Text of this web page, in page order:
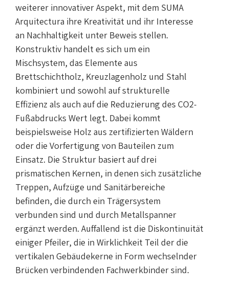
weiterer innovativer Aspekt, mit dem SUMA
Arquitectura ihre Kreativität und ihr Interesse
an Nachhaltigkeit unter Beweis stellen.
Konstruktiv handelt es sich um ein
Mischsystem, das Elemente aus
Brettschichtholz, Kreuzlagenholz und Stahl
kombiniert und sowohl auf strukturelle
Effizienz als auch auf die Reduzierung des CO2-
Fußabdrucks Wert legt. Dabei kommt
beispielsweise Holz aus zertifizierten Wäldern
oder die Vorfertigung von Bauteilen zum
Einsatz. Die Struktur basiert auf drei
prismatischen Kernen, in denen sich zusätzliche
Treppen, Aufzüge und Sanitärbereiche
befinden, die durch ein Trägersystem
verbunden sind und durch Metallspanner
ergänzt werden. Auffallend ist die Diskontinuität
einiger Pfeiler, die in Wirklichkeit Teil der die
vertikalen Gebäudekerne in Form wechselnder
Brücken verbindenden Fachwerkbinder sind.